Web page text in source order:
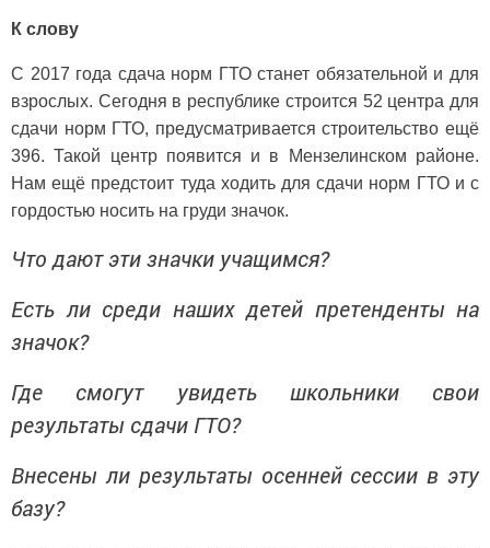
К слову
С 2017 года сдача норм ГТО станет обязательной и для
взрослых. Сегодня в республике строится 52 центра для
сдачи норм ГТО, предусматривается строительство ещё
396. Такой центр появится и в Мензелинском районе.
Нам ещё предстоит туда ходить для сдачи норм ГТО и с
гордостью носить на груди значок.
Что дают эти значки учащимся?
Есть ли среди наших детей претенденты на
значок?
Где смогут увидеть школьники свои
результаты сдачи ГТО?
Внесены ли результаты осенней сессии в эту
базу?